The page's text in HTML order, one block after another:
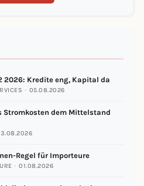
2026: Kredite eng, Kapital da
· 05.08.2026
Stromkosten dem Mittelstand
Regel für Importeure
· 01.08.2026